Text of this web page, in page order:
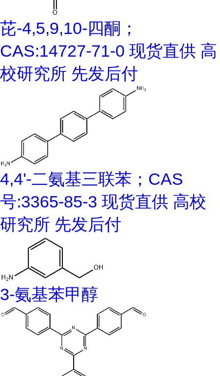
芘-4,5,9,10-四酮；
CAS:14727-71-0 现货直供 高
校研究所 先发后付
4,4'-二氨基三联苯；CAS
号:3365-85-3 现货直供 高校
研究所 先发后付
3-氨基苯甲醇